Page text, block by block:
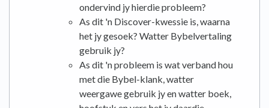
ondervind jy hierdie probleem?
As dit 'n Discover-kwessie is, waarna
het jy gesoek? Watter Bybelvertaling
gebruik jy?
As dit 'n probleem is wat verband hou
met die Bybel-klank, watter
weergawe gebruik jy en watter boek,